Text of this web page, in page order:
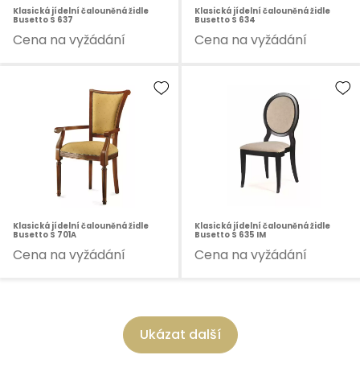
Klasická jídelní čalouněná židle
Busetto S 637
Cena na vyžádání
Klasická jídelní čalouněná židle
Busetto S 634
Cena na vyžádání
Klasická jídelní čalouněná židle
Busetto S 701A
Cena na vyžádání
Klasická jídelní čalouněná židle
Busetto S 635 IM
Cena na vyžádání
Ukázat další